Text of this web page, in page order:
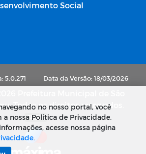
Social
5.0.271 Data da Versão: 18/03/2026
Todos os direitos reservados.
SUBIR
no nosso portal, você
nossa Política de Privacidade.
acesse nossa página
.